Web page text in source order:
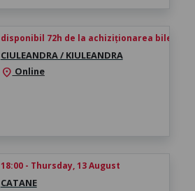
disponibil 72h de la achiziționarea biletului
CIULEANDRA / KIULEANDRA
location_on Online
18:00 - Thursday, 13 August
CATANE